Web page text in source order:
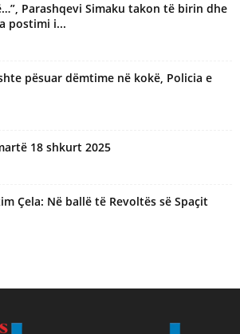
Parashqevi Simaku takon të birin dhe
postimi i...
pësuar dëmtime në kokë, Policia e
18 shkurt 2025
Çela: Në ballë të Revoltës së Spaçit